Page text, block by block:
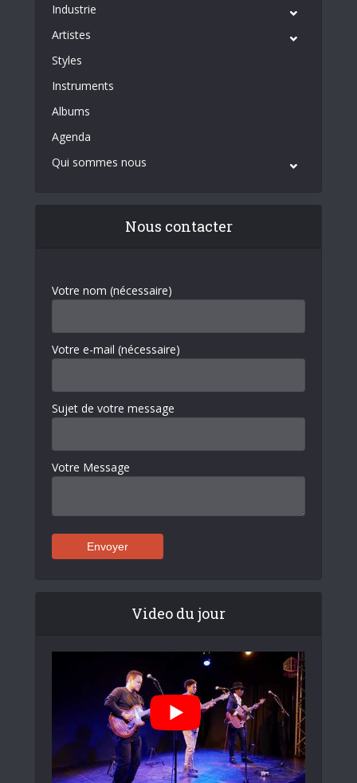
Industrie
Artistes
Styles
Instruments
Albums
Agenda
Qui sommes nous
Nous contacter
Votre nom (nécessaire)
Votre e-mail (nécessaire)
Sujet de votre message
Votre Message
Video du jour